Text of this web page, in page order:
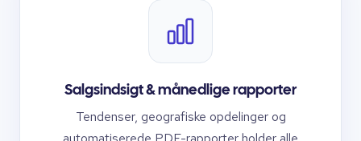
Salgsindsigt & månedlige rapporter
Tendenser, geografiske opdelinger og